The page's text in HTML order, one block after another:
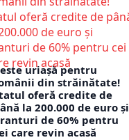
uriașă pentru
din străinătate!
oferă credite de
la 200.000 de euro și
de 60% pentru
care revin acasă